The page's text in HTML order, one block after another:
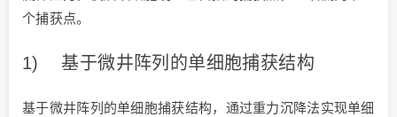
个捕获点。
1) 基于微井阵列的单细胞捕获结构
基于微井阵列的单细胞捕获结构，通过重力沉降法实现单细